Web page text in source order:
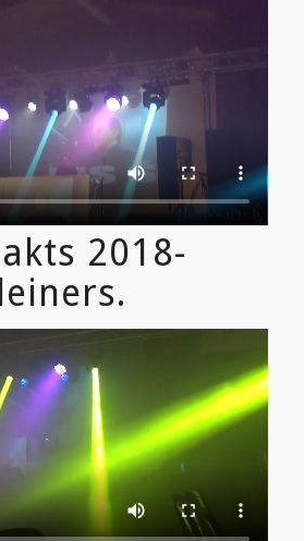
2018-